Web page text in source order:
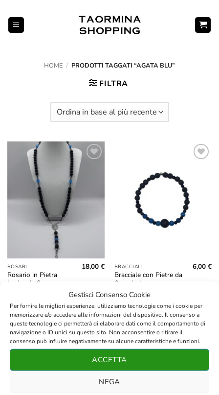
Gestisci Consenso Cookie
Per fornire le migliori esperienze, utilizziamo tecnologie come i cookie per
memorizzare e/o accedere alle informazioni del dispositivo. Il consenso a
queste tecnologie ci permetterà di elaborare dati come il comportamento di
navigazione o ID unici su questo sito. Non acconsentire o ritirare il
consenso può influire negativamente su alcune caratteristiche e funzioni.
ACCETTA
NEGA
contenuti
HOME / PRODOTTI TAGGATI “AGATA BLU”
FILTRA
Aggiungi
alla lista
ROSARI
Rosario in Pietra
Lavica da 8mm,
18,00€
desideri
BRACCIALI
Bracciale con Pietre da
6mm in Lava e
Ossidiana con Agata
Blu e Perla Centrale da
10mm
6,00€
AZIENDA